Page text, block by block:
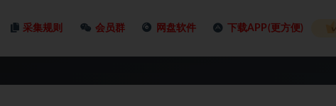
采集规则 会员群 网盘软件 下载APP(更方便)